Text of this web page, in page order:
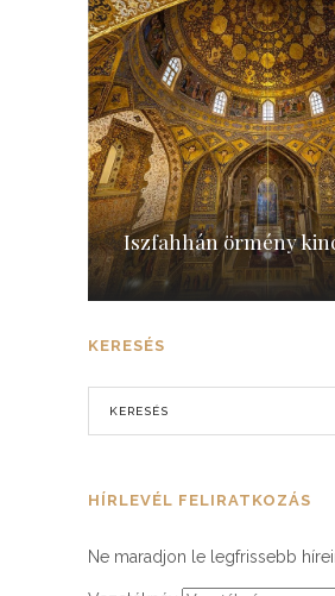
Iszfahhán örmény
KERESÉS
HÍRLEVÉL FELIRATKOZÁS
Ne maradjon le legfrissebb